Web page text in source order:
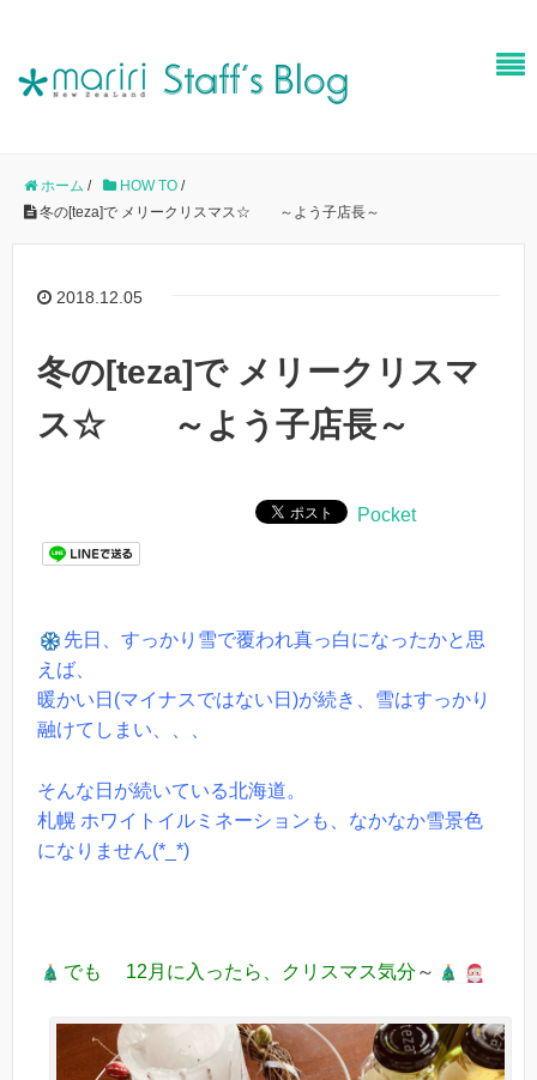
ホーム / HOW TO /
冬の[teza]で メリークリスマス☆ ～よう子店長～
2018.12.05
冬の[teza]で メリークリスマ
ス☆ ～よう子店長～
Pocket
先日、すっかり雪で覆われ真っ白になったかと思
えば、
暖かい日(マイナスではない日)が続き、雪はすっかり
融けてしまい、、、
そんな日が続いている北海道。
札幌 ホワイトイルミネーションも、なかなか雪景色
になりません(*_*)
でも 12月に入ったら、クリスマス気分 ～